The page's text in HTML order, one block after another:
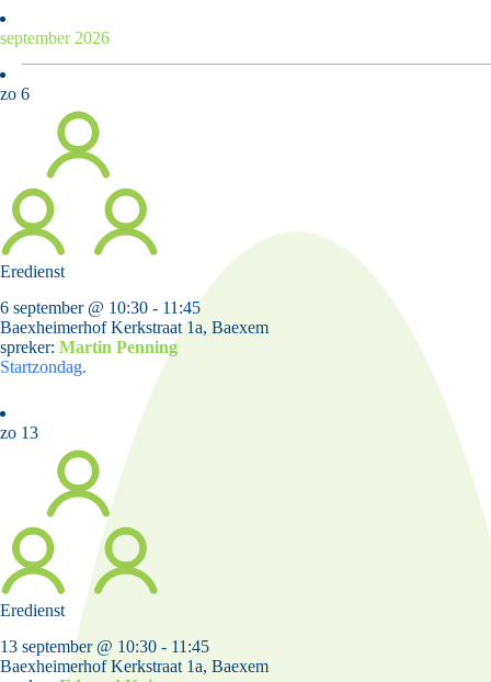
september 2026
zo 6
Eredienst
6 september @ 10:30 - 11:45
BaexheimerhofKerkstraat 1a, Baexem
spreker: Martin Penning
Startzondag.
zo 13
Eredienst
13 september @ 10:30 - 11:45
BaexheimerhofKerkstraat 1a, Baexem